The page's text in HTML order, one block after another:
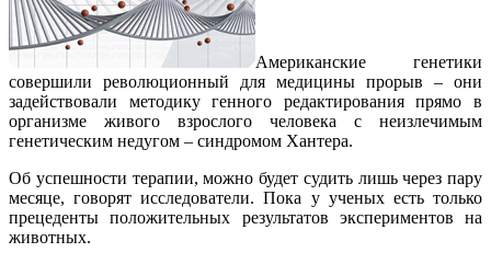
Американские генетики
совершили революционный для медицины прорыв – они
задействовали методику генного редактирования прямо в
организме живого взрослого человека с неизлечимым
генетическим недугом – синдромом Хантера.
Об успешности терапии, можно будет судить лишь через пару
месяце, говорят исследователи. Пока у ученых есть только
прецеденты положительных результатов экспериментов на
животных.